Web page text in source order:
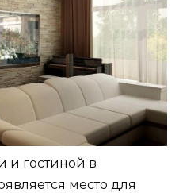
и гостиной в
место для